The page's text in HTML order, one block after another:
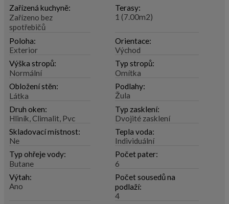
Zařízená kuchyně:
Zařízeno bez
spotřebičů
Terasy:
1 (7.00m2)
Poloha:
Exterior
Orientace:
Východ
Výška stropů:
Normální
Typ stropů:
Omítka
Obložení stěn:
Látka
Podlahy:
Žula
Druh oken:
Hliník, Climalit, Pvc
Typ zasklení:
Dvojité zasklení
Skladovací místnost:
Ne
Tepla voda:
Individuální
Typ ohřeje vody:
Butane
Počet pater:
6
Výtah:
Ano
Počet sousedů na
podlaží:
4